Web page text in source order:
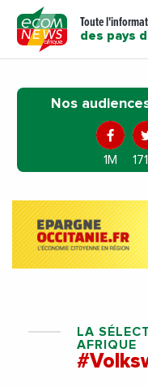
Toute
des pays
Nos
1M
LA
AFRIQUE